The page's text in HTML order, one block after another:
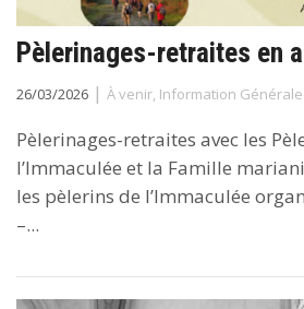
Pèlerinages-retraites en
26/03/2026 | À venir, Information Générale
Pèlerinages-retraites avec les
l’Immaculée et la Famille
les pèlerins de l’Immaculée
–...